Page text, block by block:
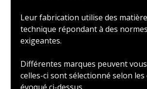
Leur fabrication utilise des
technique répondant à des
exigeantes.
Différentes marques peuvent
celles-ci sont sélectionné selon